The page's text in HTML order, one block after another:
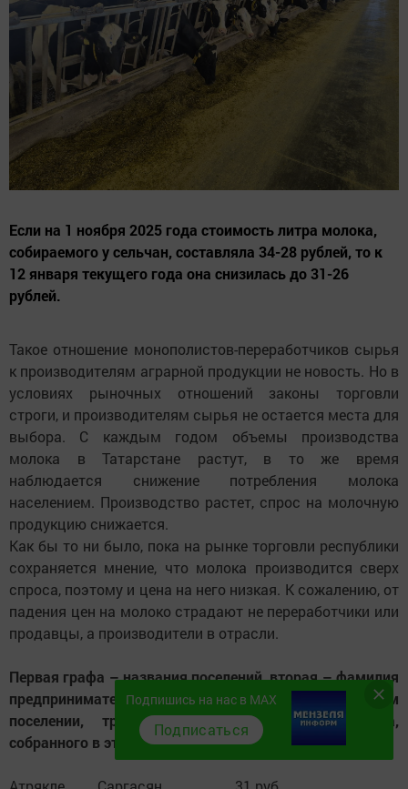
Если на 1 ноября 2025 года стоимость литра молока,
собираемого у сельчан, составляла 34-28 рублей, то к
12 января текущего года она снизилась до 31-26
рублей.
Такое отношение монополистов-переработчиков сырья
к производителям аграрной продукции не новость. Но в
условиях рыночных отношений законы торговли
строги, и производителям сырья не остается места для
выбора. С каждым годом объемы производства
молока в Татарстане растут, в то же время
наблюдается снижение потребления молока
населением. Производство растет, спрос на молочную
продукцию снижается.
Как бы то ни было, пока на рынке торговли республики
сохраняется мнение, что молока производится сверх
спроса, поэтому и цена на него низкая. К сожалению, от
падения цен на молоко страдают не переработчики или
продавцы, а производители в отрасли.
Первая графа – названия поселений, вторая – фамилия
предпринимателя, собирающего молоко в этом
поселении, третья – стоимость литра молока,
собранного в этом поселении
Подпишись на нас в MAX
Подписаться